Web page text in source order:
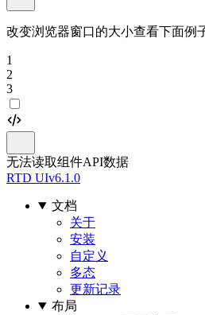
改变浏览器窗口的大小查看下面例
1
2
3
无法读取组件API数据
RTD UIv6.1.0
文档
关于
安装
自定义
多态
更新记录
布局